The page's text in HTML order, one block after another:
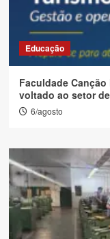
Educação
Faculdade
voltado ao setor
6/agosto